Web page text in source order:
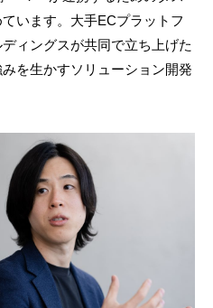
います。大手ECプラットフ
ィングスが共同で立ち上げた
を生かすソリューション開発